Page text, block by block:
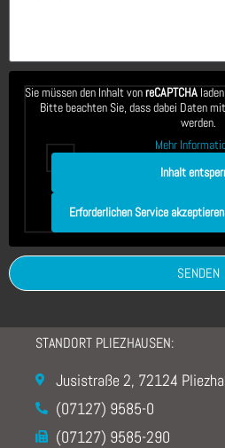
Sie müssen den Inhalt vonreCAPTCHA
Bitte beachten Sie, dass dabei Daten
werden.
Mehr
Inhalt
Erforderlichen Service
SENDEN
STANDORT PLIEZHAUSEN:
Jusistraße 2, 72124
(07127) 9585-0
(07127) 9585-290